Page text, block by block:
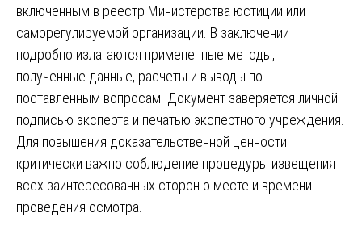
включенным в реестр Министерства юстиции или
саморегулируемой организации. В заключении
подробно излагаются примененные методы,
полученные данные, расчеты и выводы по
поставленным вопросам. Документ заверяется личной
подписью эксперта и печатью экспертного учреждения.
Для повышения доказательственной ценности
критически важно соблюдение процедуры извещения
всех заинтересованных сторон о месте и времени
проведения осмотра.